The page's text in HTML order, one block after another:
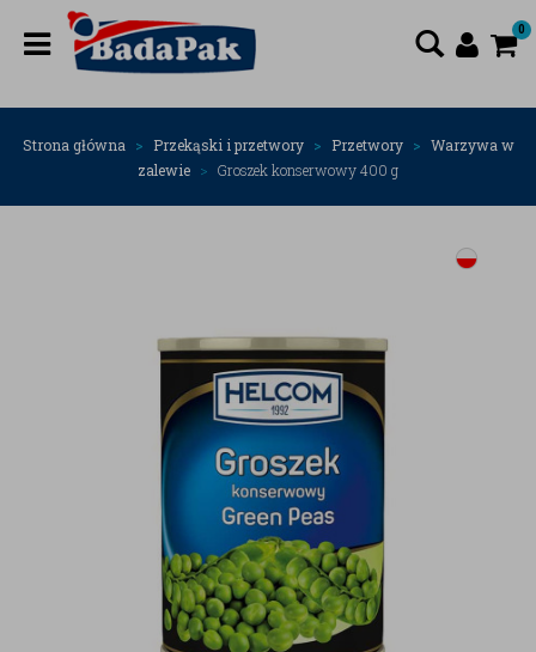
0
Strona główna Przekąski i przetwory Przetwory
Warzywa w
zalewie
Groszek konserwowy 400 g